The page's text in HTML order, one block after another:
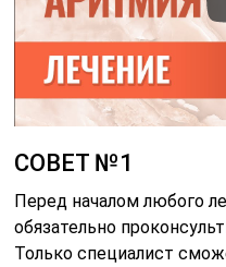
СОВЕТ №1
Перед началом любого
обязательно
Только специалист